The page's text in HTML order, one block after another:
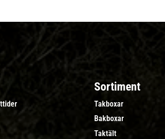
Sortiment
Takboxar
Bakboxar
Taktält